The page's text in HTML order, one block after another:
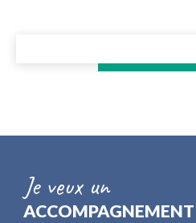
Je veux un
ACCOMPAGNEMENT